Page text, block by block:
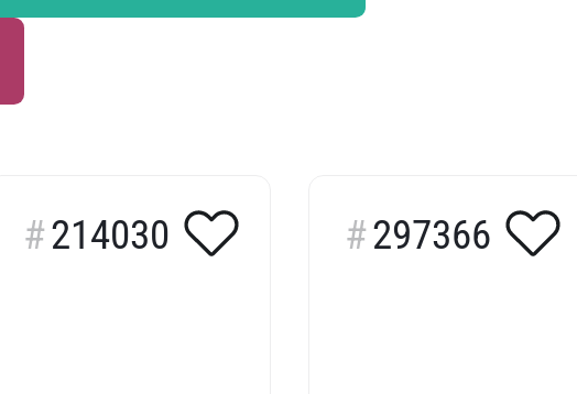
214030 297366